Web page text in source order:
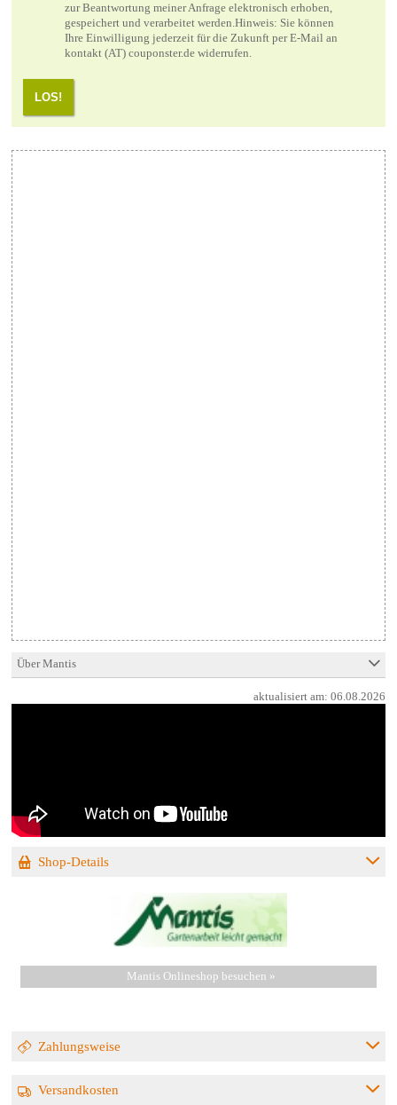
zur Beantwortung meiner Anfrage elektronisch erhoben,
gespeichert und verarbeitet werden.Hinweis: Sie können
Ihre Einwilligung jederzeit für die Zukunft per E-Mail an
kontakt (AT) couponster.de widerrufen.
LOS!
Über Mantis
aktualisiert am:06.08.2026
Shop-Details
Mantis Onlineshop besuchen »
Zahlungsweise
Versandkosten